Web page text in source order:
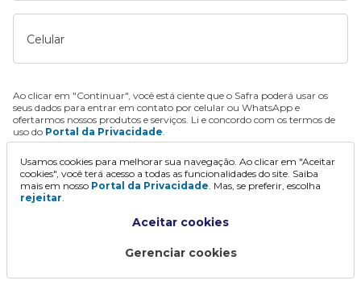
Celular
Ao clicar em "Continuar", você está ciente que o Safra poderá usar os
seus dados para entrar em contato por celular ou WhatsApp e
ofertarmos nossos produtos e serviços. Li e concordo com os termos de
uso do Portal da Privacidade.
Continuar
Usamos cookies para melhorar sua navegação. Ao clicar em "Aceitar
cookies", você terá acesso a todas as funcionalidades do site. Saiba
mais em nosso Portal da Privacidade. Mas, se preferir, escolha
rejeitar.
Aceitar cookies
Gerenciar cookies